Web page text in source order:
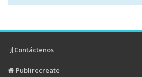
Contáctenos
Publirecreate